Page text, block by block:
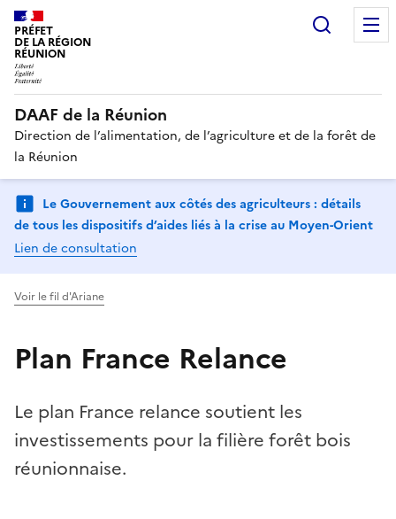
PRÉFET
DE LA RÉGION
RÉUNION
DAAF de la Réunion
Direction de l’alimentation, de l’agriculture et de la forêt de
la Réunion
Le Gouvernement aux côtés des agriculteurs : détails
de tous les dispositifs d’aides liés à la crise au Moyen-Orient
Lien de consultation
Voir le fil d'Ariane
Plan France Relance
Le plan France relance soutient les
investissements pour la filière forêt bois
réunionnaise.